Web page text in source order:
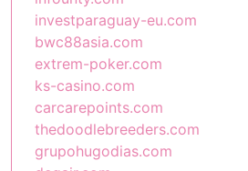
investparaguay-eu.com
bwc88asia.com
extrem-poker.com
ks-casino.com
carcarepoints.com
thedoodlebreeders.com
grupohugodias.com